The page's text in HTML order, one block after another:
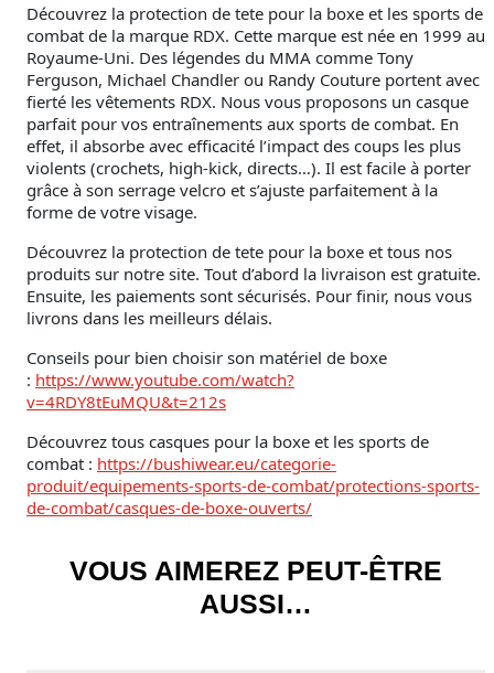
Découvrez la protection de tete pour la boxe et les sports de
combat de la marque RDX. Cette marque est née en 1999 au
Royaume-Uni. Des légendes du MMA comme Tony
Ferguson, Michael Chandler ou Randy Couture portent avec
fierté les vêtements RDX. Nous vous proposons un casque
parfait pour vos entraînements aux sports de combat. En
effet, il absorbe avec efficacité l’impact des coups les plus
violents (crochets, high-kick, directs…). Il est facile à porter
grâce à son serrage velcro et s’ajuste parfaitement à la
forme de votre visage.
Découvrez la protection de tete pour la boxe et tous nos
produits sur notre site. Tout d’abord la livraison est gratuite.
Ensuite, les paiements sont sécurisés. Pour finir, nous vous
livrons dans les meilleurs délais.
Conseils pour bien choisir son matériel de boxe
: https://www.youtube.com/watch?
v=4RDY8tEuMQU&t=212s
Découvrez tous casques pour la boxe et les sports de
combat : https://bushiwear.eu/categorie-
produit/equipements-sports-de-combat/protections-sports-
de-combat/casques-de-boxe-ouverts/
VOUS AIMEREZ PEUT-ÊTRE
AUSSI…